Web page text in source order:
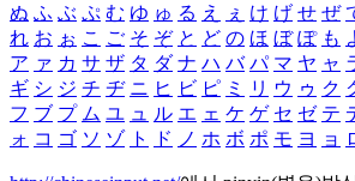
ぬ ふ ぶ ぷ む ゆ ゅ る え ぇ け げ せ ぜ
れ お ぉ こ ご そ ぞ と ど の ほ ぼ ぽ も
ア ァ カ サ ザ タ ダ ナ ハ バ パ マ ヤ ャ
ギ シ ジ チ ヂ ニ ヒ ビ ピ ミ リ ウ ゥ ク
フ ブ プ ム ユ ュ ル エ ェ ケ ゲ セ ゼ テ
ォ コ ゴ ソ ゾ ト ド ノ ホ ボ ポ モ ヨ ョ